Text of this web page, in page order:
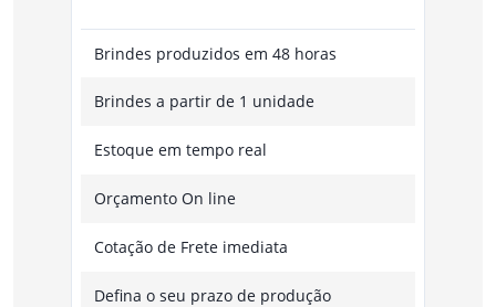
Brindes produzidos em 48 horas
Brindes a partir de 1 unidade
Estoque em tempo real
Orçamento On line
Cotação de Frete imediata
Defina o seu prazo de produção